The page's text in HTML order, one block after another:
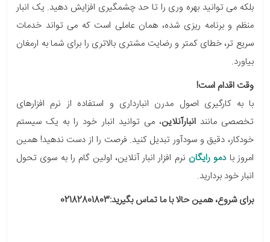
بلکه می توانید بهره وری را تا حد چشمگیری افزایش دهید. یک انبار
منظم و برنامه ریزی شده، همان عاملی است که می تواند خدمات
سریع تر، خطای کمتر و رضایت مشتری بالاتری را برای شما به ارمغان
بیاورد.
وقت اقدام است!
با به کارگیری اصول مدرن انبارداری و استفاده از نرم افزارهای
تخصصی مانندانبارآنلاین، می توانید انبار خود را به یک سیستم
خودکار، دقیق و سودآور تبدیل کنید. فرصت را از دست ندهید! همین
امروز بادمو رایگان نرم افزار انبار آنلاین، اولین گام را به سوی تحول
انبار خود بردارید.
برای شروع، همین حالا با ما تماس بگیرید:02182801803